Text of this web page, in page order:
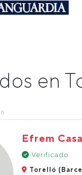
en
Efrem
Verificado
Torelló